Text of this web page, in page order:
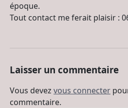
époque.
Tout contact me ferait plaisir :
Laisser un commentaire
Vous devez vous connecter
commentaire.